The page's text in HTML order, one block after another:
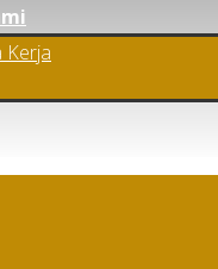
Kerja